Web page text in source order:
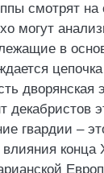
смотрят
могут
лежащие в
дворянская
декабристов
гвардии –
конца